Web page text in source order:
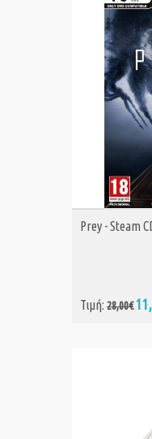
ΑΓΟΡΑ
Prey - Steam
Τιμή: 28,00€